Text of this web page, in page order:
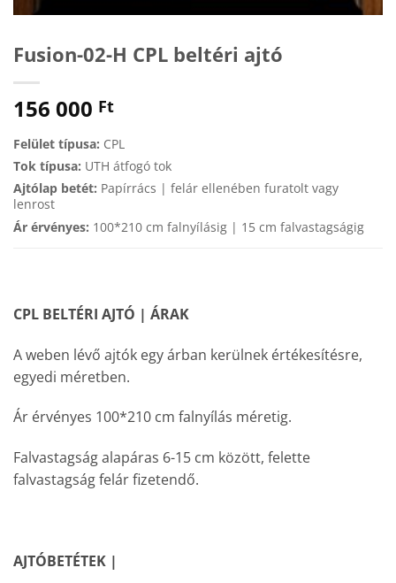
Fusion-02-H CPL beltéri ajtó
156 000 Ft
Felület típusa: CPL
Tok típusa: UTH átfogó tok
Ajtólap betét: Papírrács | felár ellenében furatolt vagy
lenrost
Ár érvényes: 100*210 cm falnyílásig | 15 cm falvastagságig
CPL BELTÉRI AJTÓ | ÁRAK
A weben lévő ajtók egy árban kerülnek értékesítésre,
egyedi méretben.
Ár érvényes 100*210 cm falnyílás méretig.
Falvastagság alapáras 6-15 cm között, felette
falvastagság felár fizetendő.
AJTÓBETÉTEK |